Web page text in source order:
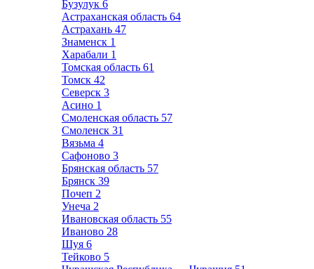
Бузулук 6
Астраханская область 64
Астрахань 47
Знаменск 1
Харабали 1
Томская область 61
Томск 42
Северск 3
Асино 1
Смоленская область 57
Смоленск 31
Вязьма 4
Сафоново 3
Брянская область 57
Брянск 39
Почеп 2
Унеча 2
Ивановская область 55
Иваново 28
Шуя 6
Тейково 5